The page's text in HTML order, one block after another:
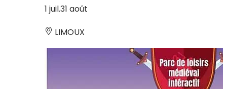
1 juil.31 août
LIMOUX